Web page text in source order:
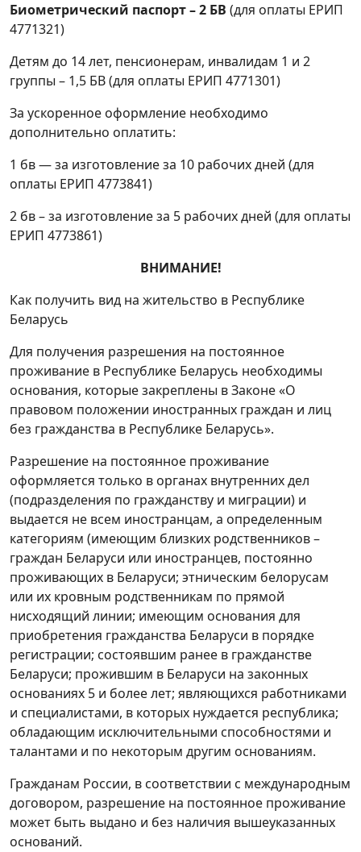
Биометрический паспорт – 2 БВ (для оплаты ЕРИП
4771321)
Детям до 14 лет, пенсионерам, инвалидам 1 и 2
группы – 1,5 БВ (для оплаты ЕРИП 4771301)
За ускоренное оформление необходимо
дополнительно оплатить:
1 бв — за изготовление за 10 рабочих дней (для
оплаты ЕРИП 4773841)
2 бв – за изготовление за 5 рабочих дней (для оплаты
ЕРИП 4773861)
ВНИМАНИЕ!
Как получить вид на жительство в Республике
Беларусь
Для получения разрешения на постоянное
проживание в Республике Беларусь необходимы
основания, которые закреплены в Законе «О
правовом положении иностранных граждан и лиц
без гражданства в Республике Беларусь».
Разрешение на постоянное проживание
оформляется только в органах внутренних дел
(подразделения по гражданству и миграции) и
выдается не всем иностранцам, а определенным
категориям (имеющим близких родственников –
граждан Беларуси или иностранцев, постоянно
проживающих в Беларуси; этническим белорусам
или их кровным родственникам по прямой
нисходящий линии; имеющим основания для
приобретения гражданства Беларуси в порядке
регистрации; состоявшим ранее в гражданстве
Беларуси; прожившим в Беларуси на законных
основаниях 5 и более лет; являющихся работниками
и специалистами, в которых нуждается республика;
обладающим исключительными способностями и
талантами и по некоторым другим основаниям.
Гражданам России, в соответствии с международным
договором, разрешение на постоянное проживание
может быть выдано и без наличия вышеуказанных
оснований.